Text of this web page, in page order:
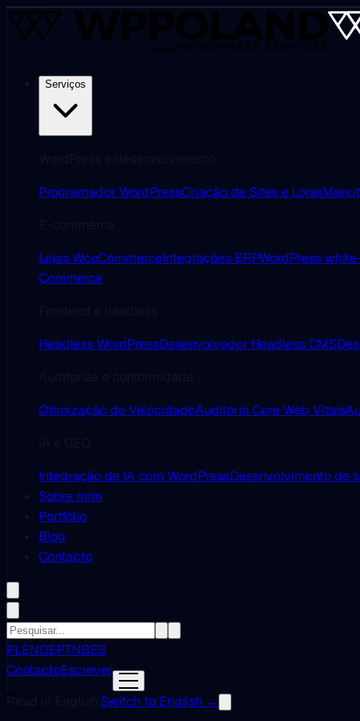
Serviços
Programador WordPressCriação de Sites e Lojas
Lojas WooCommerceIntegrações ERPWordPress
Commerce
Headless WordPressDesenvolvedor Headless CMS
Otimização de VelocidadeAuditoria Core Web Vitals
Integração de IA com WordPressDesenvolvimento de
Sobre mim
Portfólio
Blog
Contacto
PLENDEPTNBES
ContactoEscrever
Switch to English →